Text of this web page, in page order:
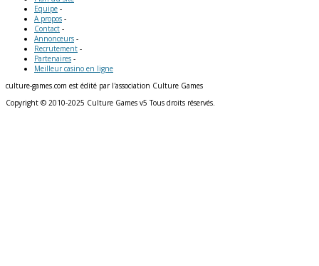
Equipe -
A propos -
Contact -
Annonceurs -
Recrutement -
Partenaires -
Meilleur casino en ligne
culture-games.com est édité par l'association Culture Games
Copyright © 2010-2025 Culture Games v5 Tous droits réservés.